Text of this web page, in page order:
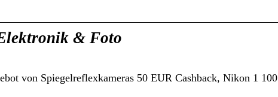
& Foto
von Spiegelreflexkameras 50 EUR Cashback, Nikon 1 100